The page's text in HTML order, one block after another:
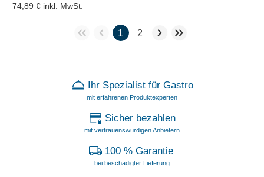
74,89 € inkl. MwSt.
1 2
Ihr Spezialist für Gastro
mit erfahrenen Produktexperten
Sicher bezahlen
mit vertrauenswürdigen Anbietern
100 % Garantie
bei beschädigter Lieferung